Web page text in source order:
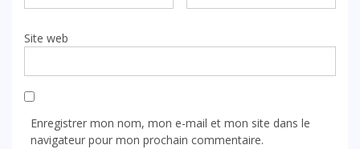
Site web
Enregistrer mon nom, mon e-mail et mon site dans le
navigateur pour mon prochain commentaire.